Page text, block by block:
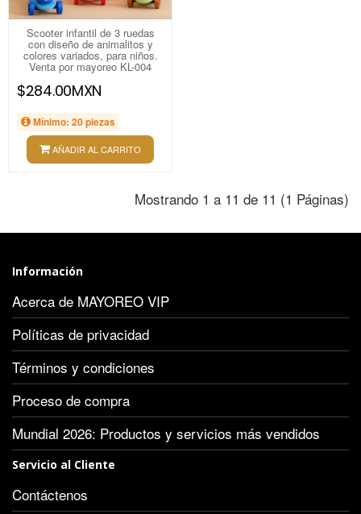
Scooter infantil de 3 ruedas
con diseño de animalitos y
colores variados, para niños.
Venta por mayoreo KL-004
$284.00MXN
Mínimo: 20 piezas
AÑADIR AL CARRITO
Mostrando 1 a 11 de 11 (1 Páginas)
Información
Acerca de MAYOREO VIP
Políticas de privacidad
Términos y condiciones
Proceso de compra
Mundial 2026: Productos y servicios más vendidos
Servicio al Cliente
Contáctenos